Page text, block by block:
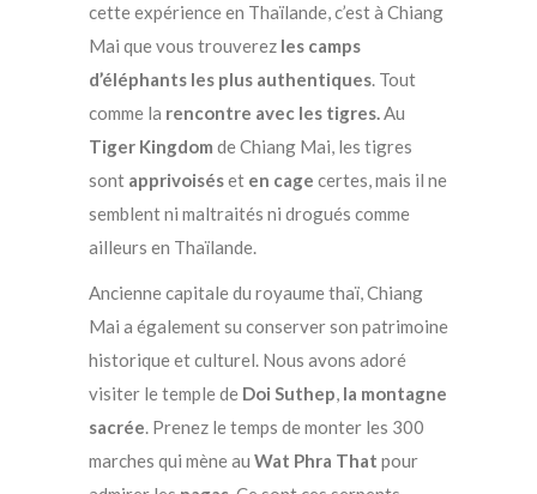
cette expérience en Thaïlande, c’est à Chiang
Mai que vous trouverez les camps
d’éléphants les plus authentiques. Tout
comme la rencontre avec les tigres.Au
Tiger Kingdom de Chiang Mai, les tigres
sont apprivoiséset en cage certes, mais il ne
semblent ni maltraités ni drogués comme
ailleurs en Thaïlande.
Ancienne capitale du royaume thaï, Chiang
Mai a également su conserver son patrimoine
historique et culturel. Nous avons adoré
visiter le temple de Doi Suthep, la montagne
sacrée. Prenez le temps de monter les 300
marches qui mène au Wat Phra That pour